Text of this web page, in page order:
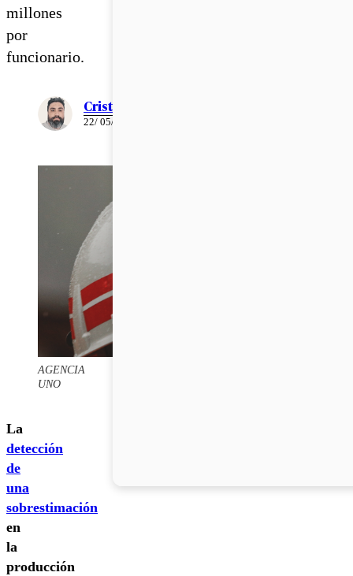
millones
por
funcionario.
Cristián Meza
22/ 05/ 2026
AGENCIA
UNO
La
detección
de
una
sobrestimación
en
la
producción